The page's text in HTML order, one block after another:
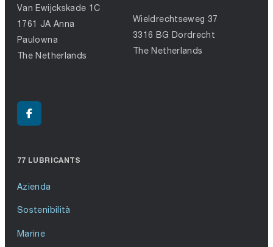
Van Ewijckskade 1C
1761 JA Anna
Paulowna
The Netherlands
Wieldrechtseweg 37
3316 BG Dordrecht
The Netherlands
77 LUBRICANTS
Azienda
Sostenibilità
Marine